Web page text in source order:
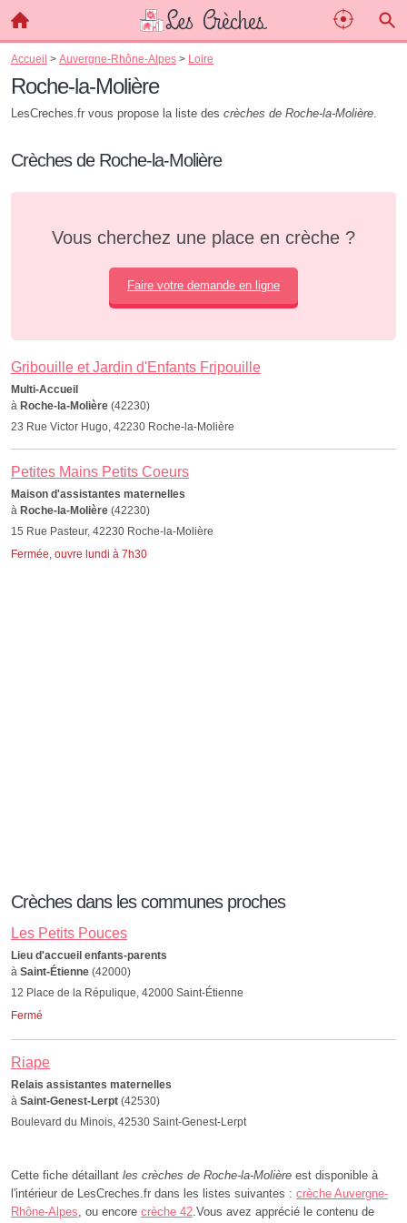
Accueil > Auvergne-Rhône-Alpes > Loire
Roche-la-Molière
LesCreches.fr vous propose la liste des crèches de Roche-la-Molière.
Crèches de Roche-la-Molière
Vous cherchez une place en crèche ?
Faire votre demande en ligne
Gribouille et Jardin d'Enfants Fripouille
Multi-Accueil
à Roche-la-Molière (42230)
23 Rue Victor Hugo, 42230 Roche-la-Molière
Petites Mains Petits Coeurs
Maison d'assistantes maternelles
à Roche-la-Molière (42230)
15 Rue Pasteur, 42230 Roche-la-Molière
Fermée, ouvre lundi à 7h30
Crèches dans les communes proches
Les Petits Pouces
Lieu d'accueil enfants-parents
à Saint-Étienne (42000)
12 Place de la Répulique, 42000 Saint-Étienne
Fermé
Riape
Relais assistantes maternelles
à Saint-Genest-Lerpt (42530)
Boulevard du Minois, 42530 Saint-Genest-Lerpt
Cette fiche détaillant les crèches de Roche-la-Molière est disponible à
l'intérieur de LesCreches.fr dans les listes suivantes : crèche Auvergne-
Rhône-Alpes, ou encore crèche 42.Vous avez apprécié le contenu de